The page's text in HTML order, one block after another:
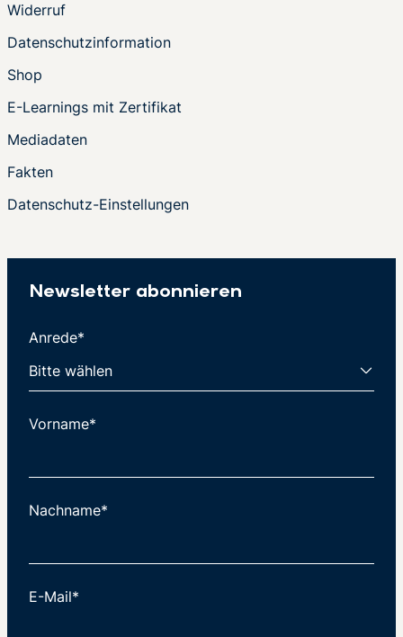
Widerruf
Datenschutzinformation
Shop
E-Learnings mit Zertifikat
Mediadaten
Fakten
Datenschutz-Einstellungen
Newsletter abonnieren
Anrede*
Vorname*
Nachname*
E-Mail*